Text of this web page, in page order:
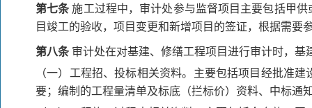
第七条施工过程中，审计处参与监督项目主要包括甲
目竣工的验收，项目变更和新增项目的签证，根据需要
第八条审计处在对基建、修缮工程项目进行审计时，基
（一）工程招、投标相关资料。主要包括项目经批准
要；编制的工程量清单及标底（拦标价）资料、中标通